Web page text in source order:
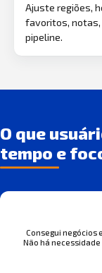
Ajuste regiões,
favoritos, notas,
pipeline.
O que
tempo e
Consegui negócios
Não há